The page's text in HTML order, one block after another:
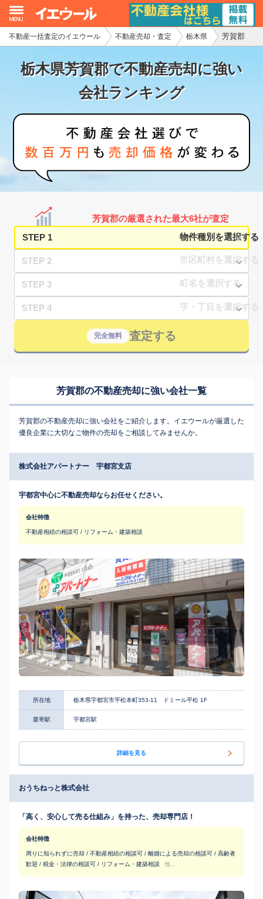
不動産一括査定のイエウール 不動産売却・査定 栃木県 芳賀郡
栃木県芳賀郡で不動産売却に強い
会社ランキング
芳賀郡の厳選された最大6社が査定
STEP 1
STEP 2
STEP 3
STEP 4
完全無料 査定する
芳賀郡の不動産売却に強い会社一覧
芳賀郡の不動産売却に強い会社をご紹介します。イエウールが厳選した
優良企業に大切なご物件の売却をご相談してみませんか。
株式会社アパートナー 宇都宮支店
宇都宮中心に不動産売却ならお任せください。
会社特徴
不動産相続の相談可 / リフォーム・建築相談
所在地 栃木県宇都宮市平松本町353-11 ドミール平松 1F
最寄駅 宇都宮駅
詳細を見る
おうちねっと株式会社
「⾼く、安⼼して売る仕組み」を持った、売却専門店！
会社特徴
周りに知られずに売却 / 不動産相続の相談可 / 離婚による売却の相談可 / 高齢者
歓迎 / 税金・法律の相談可 / リフォーム・建築相談
他...
イエウール加盟希望の不動産会社様
初めての方へ
不動産の売却・一括査定
家査定シミュレーター
お問い合わせ